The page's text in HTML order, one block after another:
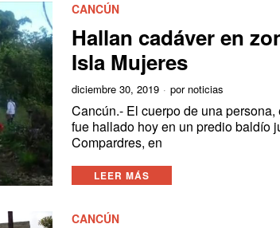
CANCÚN
Hallan cadáver en
Isla Mujeres
diciembre 30, 2019 por noticias
Cancún.- El cuerpo de una
fue hallado hoy en un predio baldío
Compardres, en
LEER MÁS
CANCÚN